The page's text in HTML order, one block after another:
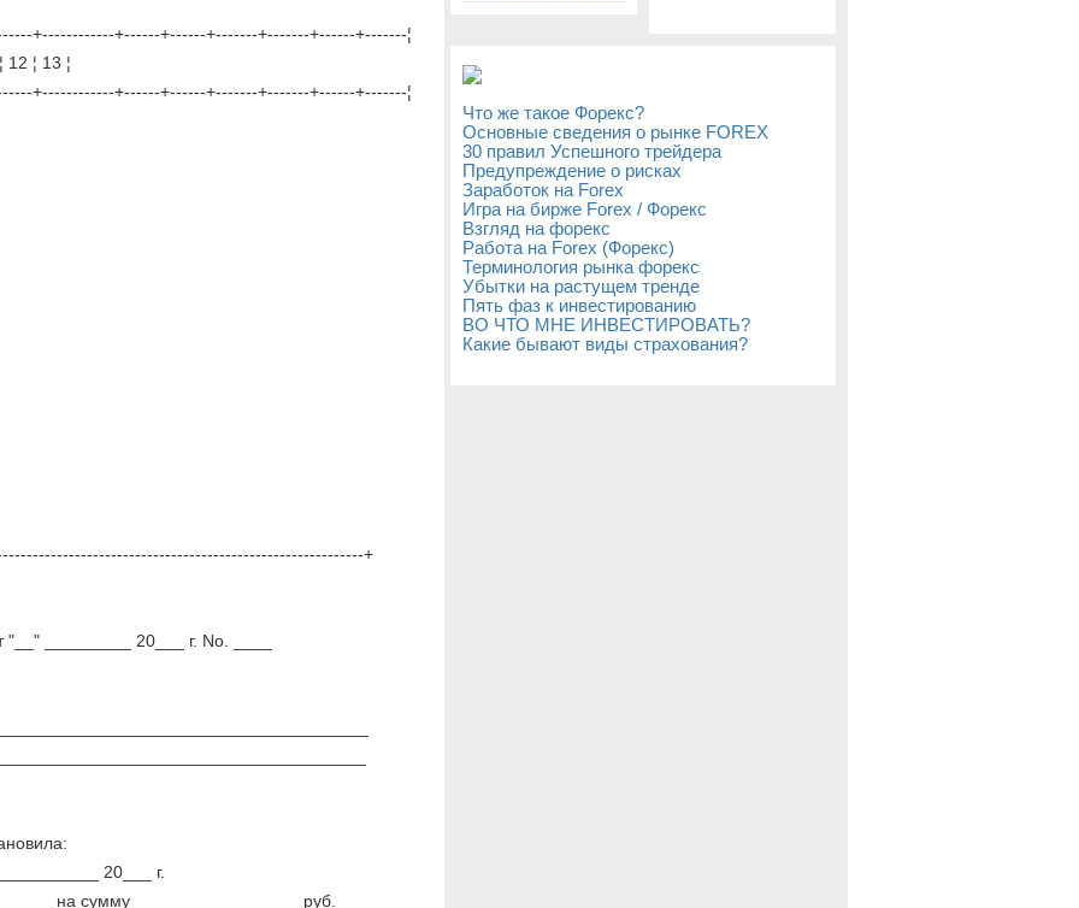
+------------+------+------+-------+-------+------+-------¦
12 ¦ 13 ¦
+------------+------+------+-------+-------+------+-------¦
+
_________ 20___ г. No. ____
20___ г.
на сумму _________________ руб.
Что же такое Форекс?
Основные сведения о рынке FOREX
30 правил Успешного трейдера
Предупреждение о рисках
Заработок на Forex
Игра на бирже Forex / Форекс
Взгляд на форекс
Работа на Forex (Форекс)
Терминология рынка форекс
Убытки на растущем тренде
Пять фаз к инвестированию
ВО ЧТО МНЕ ИНВЕСТИРОВАТЬ?
Какие бывают виды страхования?